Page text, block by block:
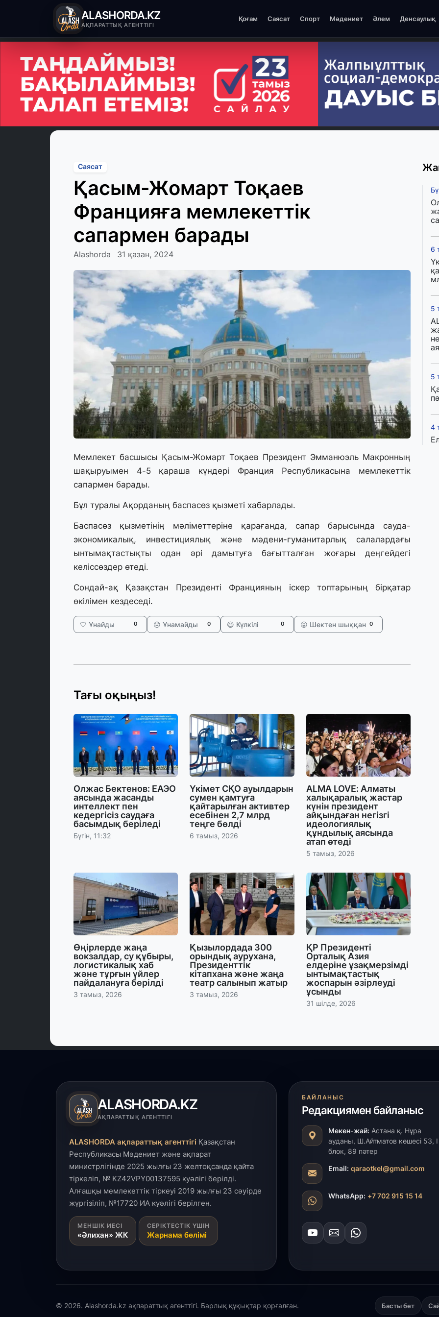
ALASHORDA.KZ
АҚПАРАТТЫҚ АГЕНТТІГІ
Қоғам Саясат Спорт Мәдениет Әлем Денсаулық
Саясат
Қасым-Жомарт Тоқаев
Францияға мемлекеттік
сапармен барады
Alashorda 31 қазан, 2024
Мемлекет басшысы Қасым-Жомарт Тоқаев Президент Эмманюэль Макронның
шақыруымен 4-5 қараша күндері Франция Республикасына мемлекеттік
сапармен барады.
Бұл туралы Ақорданың баспасөз қызметі хабарлады.
Баспасөз қызметінің мәліметтеріне қарағанда, сапар барысында сауда-
экономикалық, инвестициялық және мәдени-гуманитарлық салалардағы
ынтымақтастықты одан әрі дамытуға бағытталған жоғары деңгейдегі
келіссөздер өтеді.
Сондай-ақ Қазақстан Президенті Францияның іскер топтарының бірқатар
өкілімен кездеседі.
🤍 Ұнайды 0 😞 Ұнамайды 0 😄 Күлкілі 0 😡 Шектен шыққан 0
Тағы оқыңыз!
Олжас Бектенов: ЕАЭО
аясында жасанды
интеллект пен
кедергісіз саудаға
басымдық беріледі
Бүгін, 11:32
Үкімет СҚО ауылдарын
сумен қамтуға
қайтарылған активтер
есебінен 2,7 млрд
теңге бөлді
6 тамыз, 2026
ALMA LOVE: Алматы
халықаралық жастар
күнін президент
айқындаған негізгі
идеологиялық
құндылық аясында
атап өтеді
5 тамыз, 2026
Өңірлерде жаңа
вокзалдар, су құбыры,
логистикалық хаб
және тұрғын үйлер
пайдалануға берілді
3 тамыз, 2026
Қызылордада 300
орындық аурухана,
Президенттік
кітапхана және жаңа
театр салынып жатыр
3 тамыз, 2026
ҚР Президенті
Орталық Азия
елдеріне ұзақмерзімді
ынтымақтастық
жоспарын әзірлеуді
ұсынды
31 шілде, 2026
6
5
5
4
ALASHORDA.KZ
АҚПАРАТТЫҚ АГЕНТТІГІ
ALASHORDA ақпараттық агенттігі Қазақстан
Республикасы Мәдениет және ақпарат
министрлігінде 2025 жылғы 23 желтоқсанда қайта
тіркеліп, № KZ42VPY00137595 куәлігі берілді.
Алғашқы мемлекеттік тіркеуі 2019 жылғы 23 сәуірде
жүргізіліп, №17720 ИА куәлігі берілген.
МЕНШІК ИЕСІ
«Әлихан» ЖК
СЕРІКТЕСТІК ҮШІН
Жарнама бөлімі
БАЙЛАНЫС
Редакциямен байланыс
Мекен-жай: Астана қ. Нұра
ауданы, Ш.Айтматов көшесі 53, І
блок, 89 пәтер
Email: qaraotkel@gmail.com
WhatsApp: +7 702 915 15 14
© 2026. Alashorda.kz ақпараттық агенттігі. Барлық құқықтар қорғалған. Басты бет